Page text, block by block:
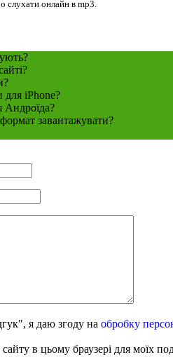
слухати онлайн в mp3.
для iPhone?
Андроїда?
завантажувати?
я даю згоду на обробку
в цьому браузері для моїх